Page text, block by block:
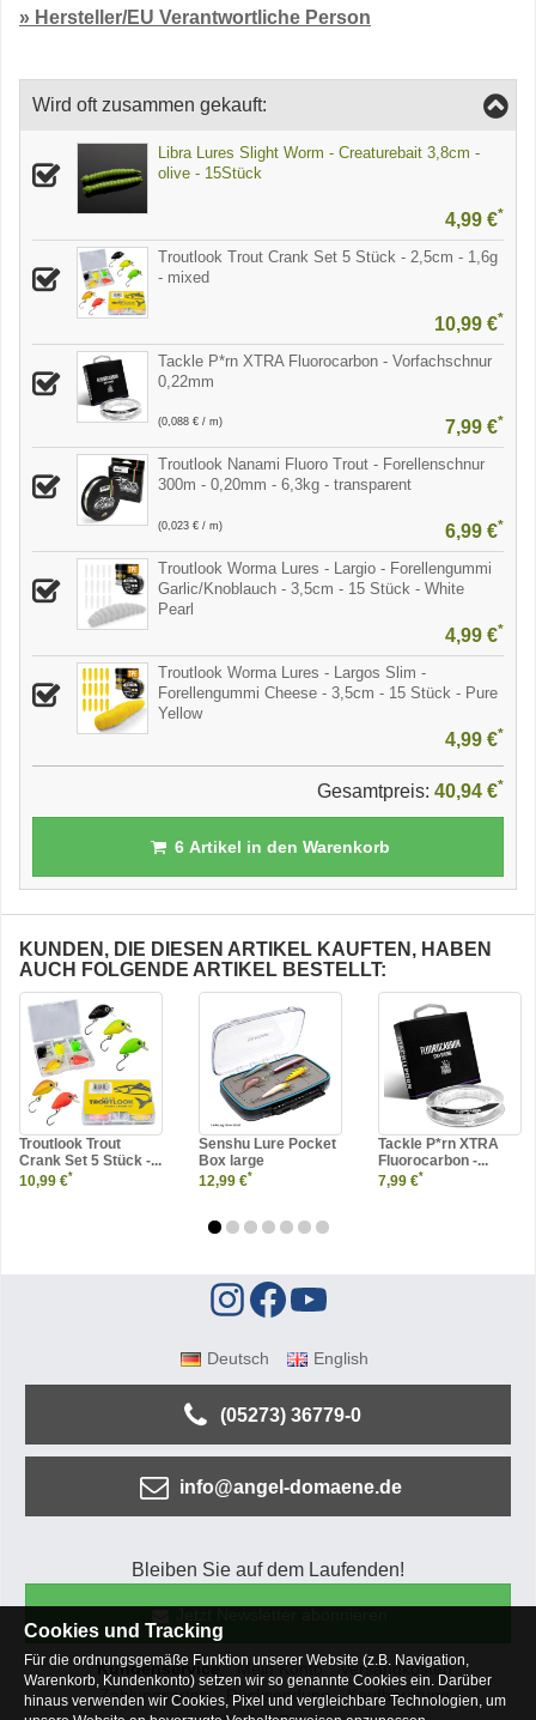
» Hersteller/EU Verantwortliche Person
Wird oft zusammen gekauft:
Libra Lures Slight Worm - Creaturebait 3,8cm -
olive - 15Stück
4,99 €*
Troutlook Trout Crank Set 5 Stück - 2,5cm - 1,6g
- mixed
10,99 €*
Tackle P*rn XTRA Fluorocarbon - Vorfachschnur
0,22mm
(0,088 € / m) 7,99 €*
Troutlook Nanami Fluoro Trout - Forellenschnur
300m - 0,20mm - 6,3kg - transparent
(0,023 € / m) 6,99 €*
Troutlook Worma Lures - Largio - Forellengummi
Garlic/Knoblauch - 3,5cm - 15 Stück - White
Pearl
4,99 €*
Troutlook Worma Lures - Largos Slim -
Forellengummi Cheese - 3,5cm - 15 Stück - Pure
Yellow
4,99 €*
Gesamtpreis: 40,94 €*
6Artikel in den Warenkorb
KUNDEN, DIE DIESEN ARTIKEL KAUFTEN, HABEN
AUCH FOLGENDE ARTIKEL BESTELLT:
Troutlook Trout
Crank Set 5 Stück -...
10,99 €*
Senshu Lure Pocket
Box large
12,99 €*
Tackle P*rn XTRA
Fluorocarbon -...
7,99 €*
Deutsch English
(05273) 36779-0
info@angel-domaene.de
Bleiben Sie auf dem Laufenden!
Kundenservice Mein Konto
Versandkosten
Zahlungsarten
Rücksendung
Kaufberatung
Cookies und Tracking
Für die ordnungsgemäße Funktion unserer Website (z.B. Navigation,
Warenkorb, Kundenkonto) setzen wir so genannte Cookies ein. Darüber
hinaus verwenden wir Cookies, Pixel und vergleichbare Technologien, um